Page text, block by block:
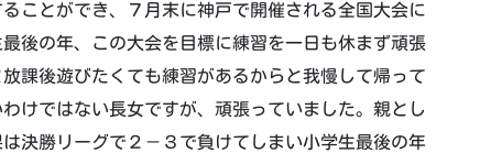
ことができ、７月末に神戸で開催される全国大会に
後の年、この大会を目標に練習を一日も休まず頑張
課後遊びたくても練習があるからと我慢して帰って
けではない長女ですが、頑張っていました。親とし
決勝リーグで２－３で負けてしまい小学生最後の年